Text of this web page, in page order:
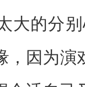
大的分
，因为